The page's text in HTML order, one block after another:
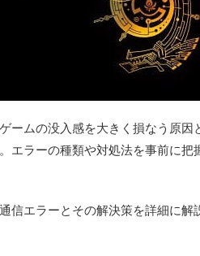
ームの没入感を大きく損なう原因
エラーの種類や対処法を事前に
信エラーとその解決策を詳細に